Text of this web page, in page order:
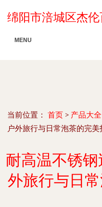
绵阳市涪城区杰
MENU
当前位置： 首页 > 产品大全
户外旅行与日常泡茶的完美
耐高温不锈
外旅行与日